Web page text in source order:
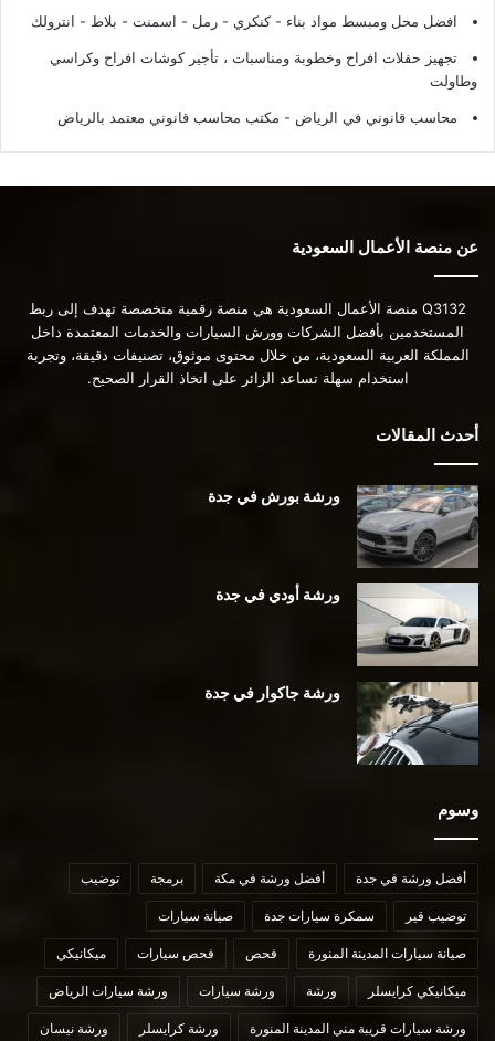
افضل محل ومبسط مواد بناء - كنكري - رمل - اسمنت - بلاط - انترولك
تجهيز حفلات افراح وخطوبة ومناسبات ، تأجير كوشات افراح وكراسي
وطاولت
محاسب قانوني في الرياض - مكتب محاسب قانوني معتمد بالرياض
عن منصة الأعمال السعودية
Q3132 منصة الأعمال السعودية هي منصة رقمية متخصصة تهدف إلى ربط
المستخدمين بأفضل الشركات وورش السيارات والخدمات المعتمدة داخل
المملكة العربية السعودية، من خلال محتوى موثوق، تصنيفات دقيقة، وتجربة
استخدام سهلة تساعد الزائر على اتخاذ القرار الصحيح.
أحدث المقالات
ورشة بورش في جدة
ورشة أودي في جدة
ورشة جاكوار في جدة
وسوم
أفضل ورشة في جدة أفضل ورشة في مكة برمجة توضيب
توضيب قير سمكرة سيارات جدة صيانة سيارات
صيانة سيارات المدينة المنورة فحص فحص سيارات ميكانيكي
ميكانيكي كرايسلر ورشة ورشة سيارات ورشة سيارات الرياض
ورشة سيارات قريبة مني المدينة المنورة ورشة كرايسلر ورشة نيسان